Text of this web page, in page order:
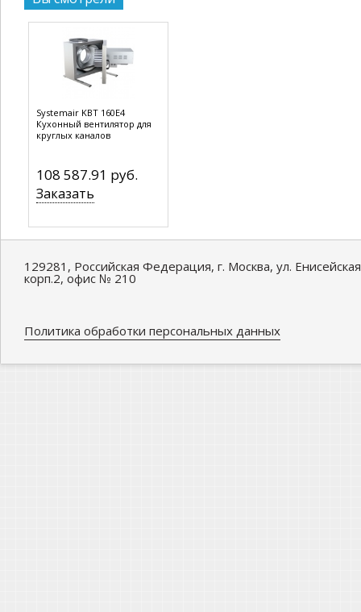
Systemair KBT 160E4
Кухонный вентилятор для
круглых каналов
108 587.91 руб.
Заказать
129281, Российская Федерация, г. Москва, ул.
корп.2, офис № 210
Политика обработки персональных данных